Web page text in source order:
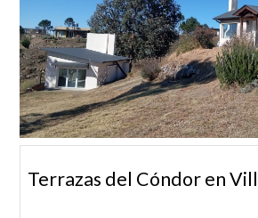
CONTACTO
Terrazas del Cóndor en